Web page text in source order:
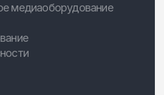
медиаоборудование